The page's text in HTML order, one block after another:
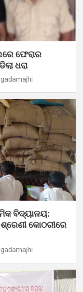
ଫେରାର
ଧରା
ବିଦ୍ୟାଳୟ:
କୋଠରୀରେ